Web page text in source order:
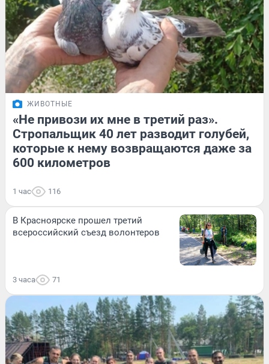
ЖИВОТНЫЕ
«Не привози их мне в третий раз».
Стропальщик 40 лет разводит голубей,
которые к нему возвращаются даже за
600 километров
1 час 116
В Красноярске прошел третий
всероссийский съезд волонтеров
3 часа 71